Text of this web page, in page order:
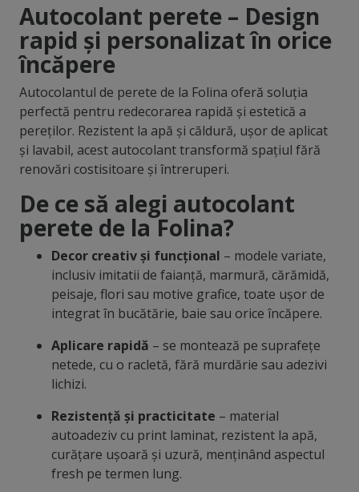
Autocolant perete – Design
rapid și personalizat în orice
încăpere
Autocolantul de perete de la Folina oferă soluția
perfectă pentru redecorarea rapidă și estetică a
pereților. Rezistent la apă și căldură, ușor de aplicat
și lavabil, acest autocolant transformă spațiul fără
renovări costisitoare și întreruperi.
De ce să alegi autocolant
perete de la Folina?
Decor creativ și funcțional – modele variate,
inclusiv imitatii de faianță, marmură, cărămidă,
peisaje, flori sau motive grafice, toate ușor de
integrat în bucătărie, baie sau orice încăpere.
Aplicare rapidă – se montează pe suprafețe
netede, cu o racletă, fără murdărie sau adezivi
lichizi.
Rezistență și practicitate – material
autoadeziv cu print laminat, rezistent la apă,
curățare ușoară și uzură, menținând aspectul
fresh pe termen lung.